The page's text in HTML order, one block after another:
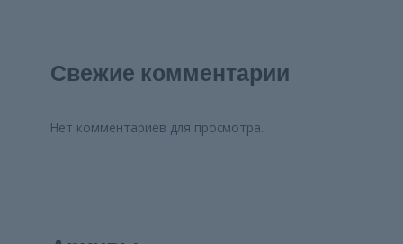
Свежие комментарии
Нет комментариев для просмотра.